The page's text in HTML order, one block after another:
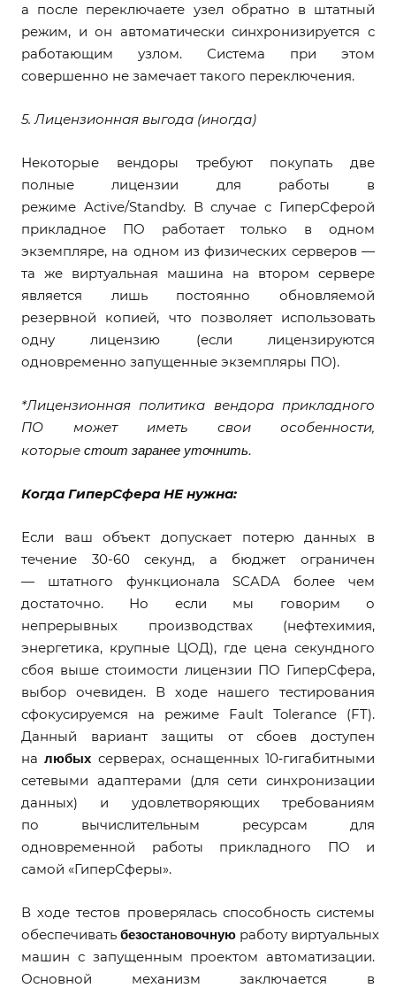
а после переключаете узел обратно в штатный
режим, и он автоматически синхронизируется с
работающим узлом. Система при этом
совершенно не замечает такого переключения.
5. Лицензионная выгода (иногда)
Некоторые вендоры требуют покупать две
полные лицензии для работы в
режиме Active/Standby. В случае с ГиперСферой
прикладное ПО работает только в одном
экземпляре, на одном из физических серверов —
та же виртуальная машина на втором сервере
является лишь постоянно обновляемой
резервной копией, что позволяет использовать
одну лицензию (если лицензируются
одновременно запущенные экземпляры ПО).
*Лицензионная политика вендора прикладного
ПО может иметь свои особенности,
которые стоит заранее уточнить.
Когда ГиперСфера НЕ нужна:
Если ваш объект допускает потерю данных в
течение 30-60 секунд, а бюджет ограничен
— штатного функционала SCADA более чем
достаточно. Но если мы говорим о
непрерывных производствах (нефтехимия,
энергетика, крупные ЦОД), где цена секундного
сбоя выше стоимости лицензии ПО ГиперСфера,
выбор очевиден. В ходе нашего тестирования
сфокусируемся на режиме Fault Tolerance (FT).
Данный вариант защиты от сбоев доступен
налюбых серверах, оснащенных 10‑гигабитными
сетевыми адаптерами (для сети синхронизации
данных) и удовлетворяющих требованиям
по вычислительным ресурсам для
одновременной работы прикладного ПО и
самой «ГиперСферы».
В ходе тестов проверялась способность системы
обеспечивать безостановочную работу виртуальных
машин с запущенным проектом автоматизации.
Основной механизм заключается в